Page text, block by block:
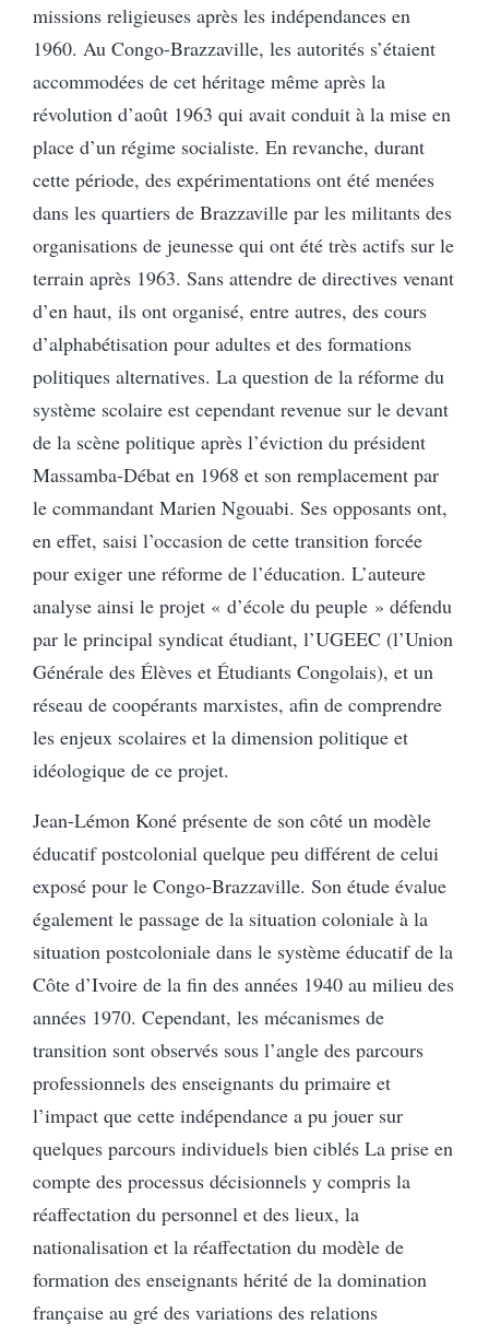
missions religieuses après les indépendances en
1960. Au Congo-Brazzaville, les autorités s’étaient
accommodées de cet héritage même après la
révolution d’août 1963 qui avait conduit à la mise en
place d’un régime socialiste. En revanche, durant
cette période, des expérimentations ont été menées
dans les quartiers de Brazzaville par les militants des
organisations de jeunesse qui ont été très actifs sur le
terrain après 1963. Sans attendre de directives venant
d’en haut, ils ont organisé, entre autres, des cours
d’alphabétisation pour adultes et des formations
politiques alternatives. La question de la réforme du
système scolaire est cependant revenue sur le devant
de la scène politique après l’éviction du président
Massamba-Débat en 1968 et son remplacement par
le commandant Marien Ngouabi. Ses opposants ont,
en effet, saisi l’occasion de cette transition forcée
pour exiger une réforme de l’éducation. L’auteure
analyse ainsi le projet « d’école du peuple » défendu
par le principal syndicat étudiant, l’UGEEC (l’Union
Générale des Élèves et Étudiants Congolais), et un
réseau de coopérants marxistes, afin de comprendre
les enjeux scolaires et la dimension politique et
idéologique de ce projet.
Jean-Lémon Koné présente de son côté un modèle
éducatif postcolonial quelque peu différent de celui
exposé pour le Congo-Brazzaville. Son étude évalue
également le passage de la situation coloniale à la
situation postcoloniale dans le système éducatif de la
Côte d’Ivoire de la fin des années 1940 au milieu des
années 1970. Cependant, les mécanismes de
transition sont observés sous l’angle des parcours
professionnels des enseignants du primaire et
l’impact que cette indépendance a pu jouer sur
quelques parcours individuels bien ciblés La prise en
compte des processus décisionnels y compris la
réaffectation du personnel et des lieux, la
nationalisation et la réaffectation du modèle de
formation des enseignants hérité de la domination
française au gré des variations des relations